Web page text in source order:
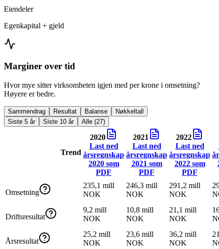
Eiendeler
Egenkapital + gjeld
Marginer over tid
Hvor mye sitter virksomheten igjen med per krone i omsetning?
Høyere er bedre.
Sammendrag Resultat Balanse
Nøkkeltall
Siste 5 år
Siste 10 år Alle (27)
Trend
2020
Last ned
årsregnskap
2020som
PDF
2021
Last ned
årsregnskap
2021 som
PDF
2022
Last ned
årsregnskap
2022som
PDF
Omsetning
235,1 mill
NOK
246,3 mill
NOK
291,2 mill
NOK
Driftsresultat
9,2 mill
NOK
10,8 mill
NOK
21,1 mill
NOK
Årsresultat
25,2 mill
NOK
23,6 mill
NOK
36,2 mill
NOK